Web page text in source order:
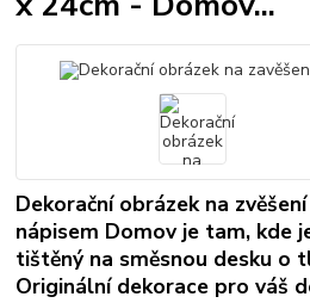
Dekorační obrázek na
nápisem Domov je tam, kde
tištěný na směsnou desku o
Originální dekorace pro váš